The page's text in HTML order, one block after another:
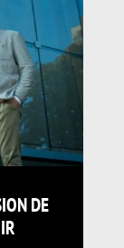
DE